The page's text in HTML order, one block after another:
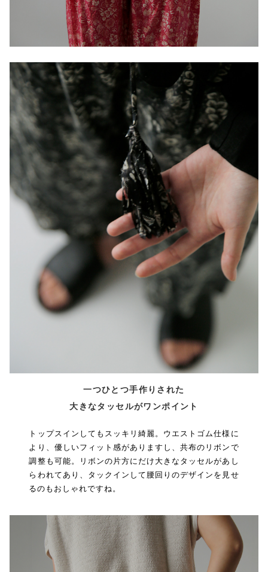
一つひとつ手作りされた
大きなタッセルがワンポイント
トップスインしてもスッキリ綺麗。ウエストゴム仕様に
より、優しいフィット感がありますし、共布のリボンで
調整も可能。リボンの片方にだけ大きなタッセルがあし
らわれてあり、タックインして腰回りのデザインを見せ
るのもおしゃれですね。